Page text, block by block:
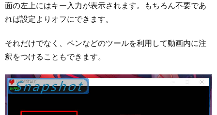
面の左上にはキー入力が表示されます。もちろん不要であ
れば設定よりオフにできます。
それだけでなく、ペンなどのツールを利用して動画内に注
釈をつけることもできます。